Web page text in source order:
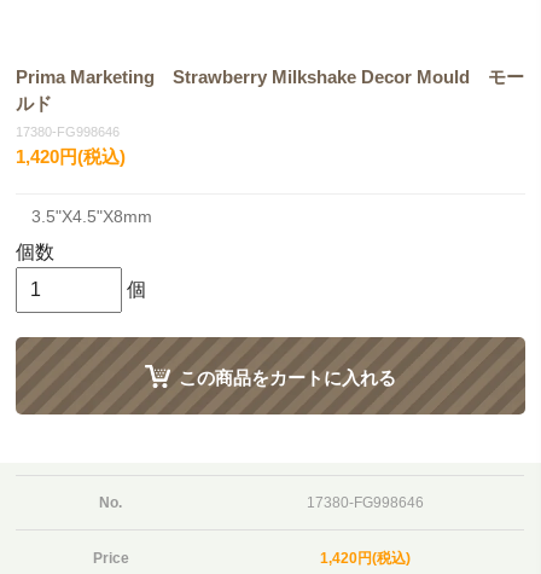
Prima Marketing Strawberry Milkshake Decor Mould モー
ルド
17380-FG998646
1,420円(税込)
3.5"X4.5"X8mm
個数
個
この商品をカートに入れる
No. 17380-FG998646
Price 1,420円(税込)